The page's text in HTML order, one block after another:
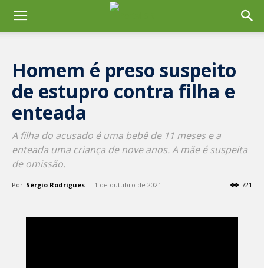
Homem é preso suspeito
de estupro contra filha e
enteada
A filha do acusado é uma bebê de 11 meses e a
enteada uma criança de nove anos. A mãe é suspeita
de omissão.
Por Sérgio Rodrigues - 1 de outubro de 2021 721